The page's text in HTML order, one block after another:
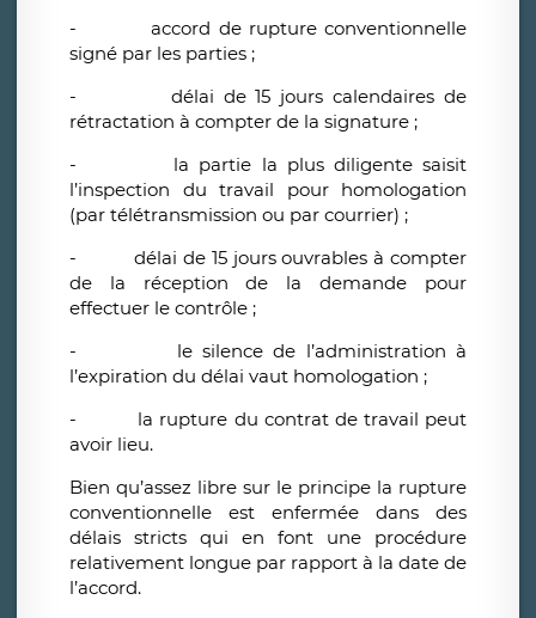
- accord de rupture conventionnelle
signé par les parties ;
- délai de 15 jours calendaires de
rétractation à compter de la signature ;
- la partie la plus diligente saisit
l’inspection du travail pour homologation
(par télétransmission ou par courrier) ;
- délai de 15 jours ouvrables à compter
de la réception de la demande pour
effectuer le contrôle ;
- le silence de l’administration à
l’expiration du délai vaut homologation ;
- la rupture du contrat de travail peut
avoir lieu.
Bien qu’assez libre sur le principe la rupture
conventionnelle est enfermée dans des
délais stricts qui en font une procédure
relativement longue par rapport à la date de
l’accord.